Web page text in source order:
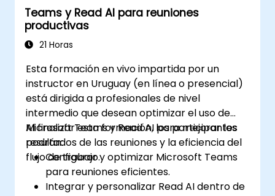
Teams y Read AI para reuniones
productivas
21 Horas
Esta formación en vivo impartida por un
instructor en Uruguay (en línea o presencial)
está dirigida a profesionales de nivel
intermedio que desean optimizar el uso de
Microsoft Teams y Read AI para mejorar los
resultados de las reuniones y la eficiencia del
flujo de trabajo.
Al finalizar esta formación, los participantes
podrán:
Configurar y optimizar Microsoft Teams
para reuniones eficientes.
Integrar y personalizar Read AI dentro de